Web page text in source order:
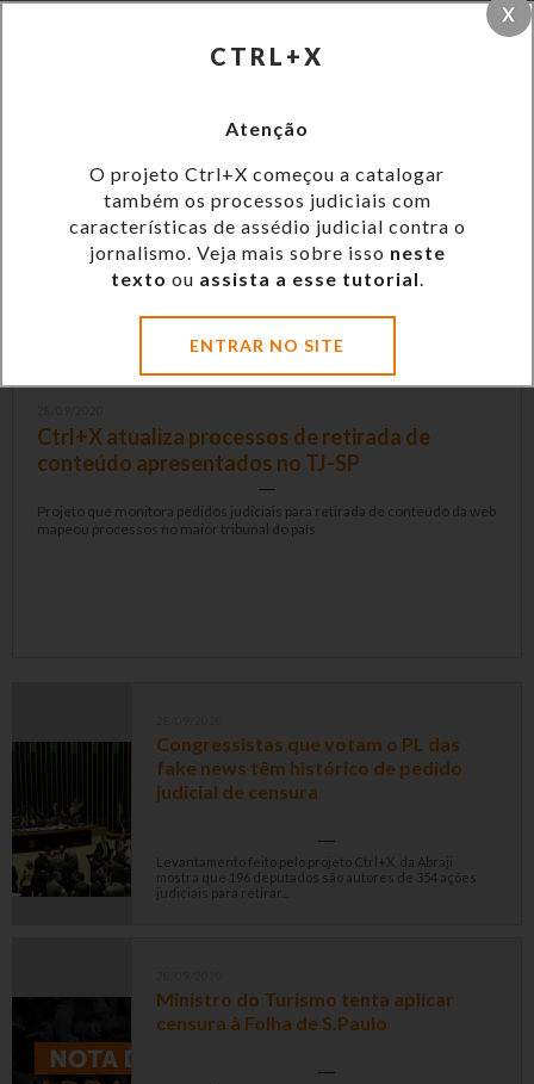
Censura prévia aparece em pelo menos três
Decisões no AM, em MG e em SP impedem jornalistas e comunicadores
de mencionar pessoas
Ctrl+X atualiza processos de retirada de
conteúdo apresentados no TJ-SP
Projeto que monitora pedidos judiciais para retirada de conteúdo da web
mapeou processos no maior tribunal do país
Congressistas que votam o PL das
fake news têm histórico de pedido
judicial de censura
Levantamento feito pelo projeto Ctrl+X, da Abraji
mostra que 196 deputados são autores de 354 ações
judiciais para retirar...
Ministro do Turismo tenta aplicar
censura à Folha de S.Paulo
CTRL+X
Atenção
O projeto Ctrl+X começou a catalogar
também os processos judiciais com
características de assédio judicial contra o
jornalismo. Veja mais sobre isso neste
texto ou assista a esse tutorial
ENTRAR NO SITE